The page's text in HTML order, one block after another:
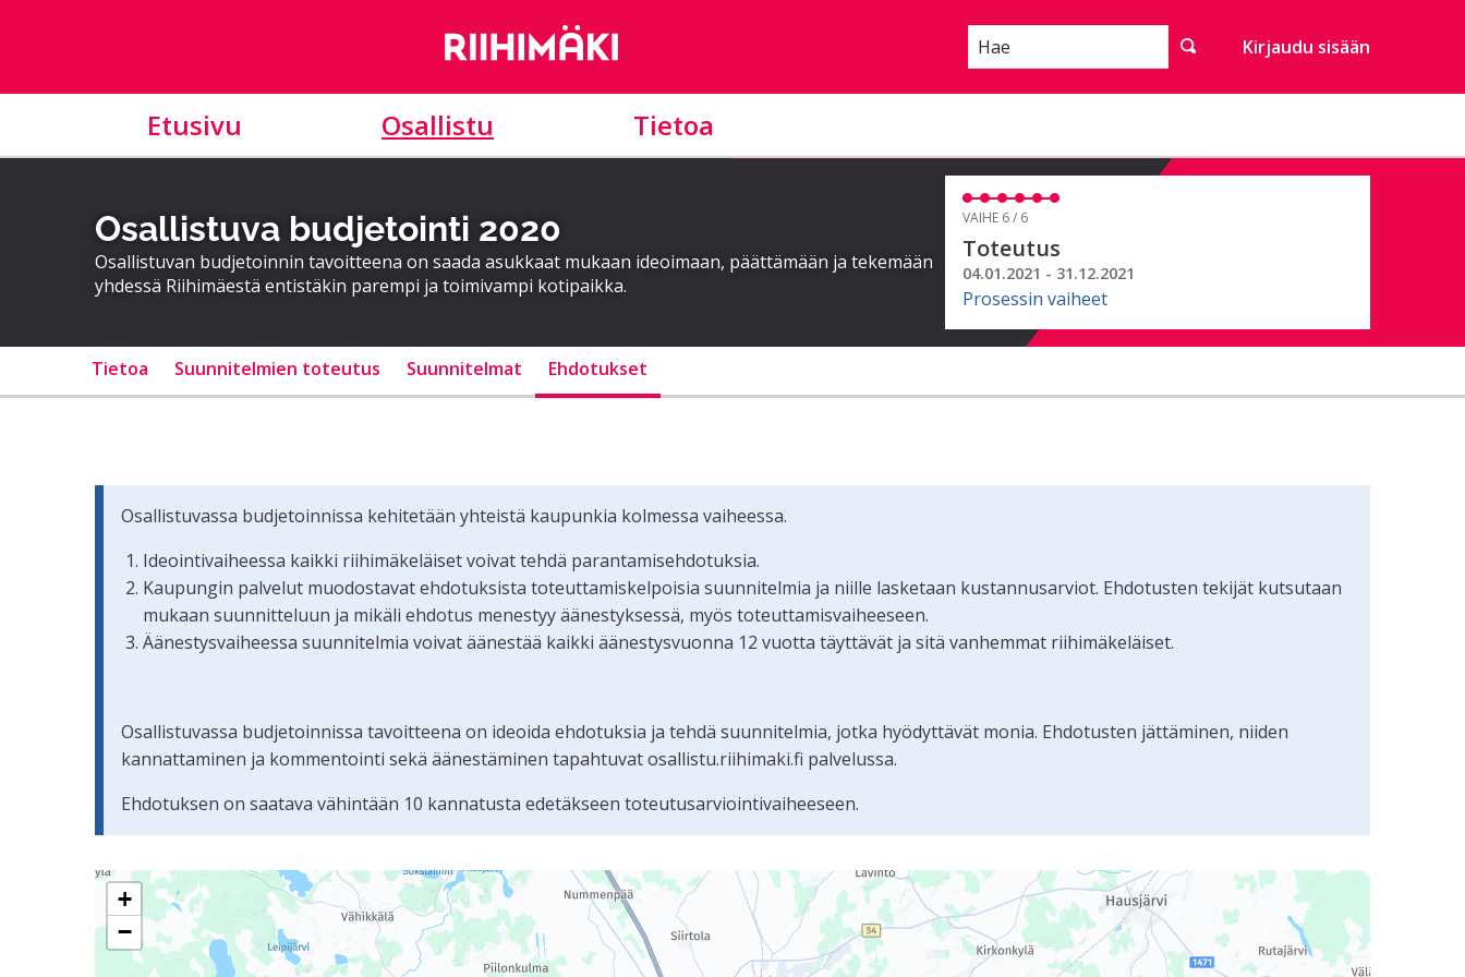
Hae Kirjaudu sisään
Etusivu Osallistu Tietoa
Osallistuva budjetointi 2020
Osallistuvan budjetoinnin tavoitteena on saada asukkaat mukaan ideoimaan, päättämään ja tekemään
yhdessä Riihimäestä entistäkin parempi ja toimivampi kotipaikka.
VAIHE 6 / 6
Toteutus
04.01.2021 - 31.12.2021
Prosessin vaiheet
Tietoa Suunnitelmien toteutus Suunnitelmat Ehdotukset
Osallistuvassa budjetoinnissa kehitetään yhteistä kaupunkia kolmessa vaiheessa.
Ideointivaiheessa kaikki riihimäkeläiset voivat tehdä parantamisehdotuksia.
Kaupungin palvelut muodostavat ehdotuksista toteuttamiskelpoisia suunnitelmia ja niille lasketaan kustannusarviot. Ehdotusten tekijät kutsutaan
mukaan suunnitteluun ja mikäli ehdotus menestyy äänestyksessä, myös toteuttamisvaiheeseen.
Äänestysvaiheessa suunnitelmia voivat äänestää kaikki äänestysvuonna 12 vuotta täyttävät ja sitä vanhemmat riihimäkeläiset.
Osallistuvassa budjetoinnissa tavoitteena on ideoida ehdotuksia ja tehdä suunnitelmia, jotka hyödyttävät monia. Ehdotusten jättäminen, niiden
kannattaminen ja kommentointi sekä äänestäminen tapahtuvat osallistu.riihimaki.fi palvelussa.
Ehdotuksen on saatava vähintään 10 kannatusta edetäkseen toteutusarviointivaiheeseen.
Seuraavassa elementissä on kartta, joka esittää tämän sivun tietueet karttapisteinä. Elementtiä voi käyttää ruudunlukijalla, mutta se voi olla vaikeaselkoinen.
+
−